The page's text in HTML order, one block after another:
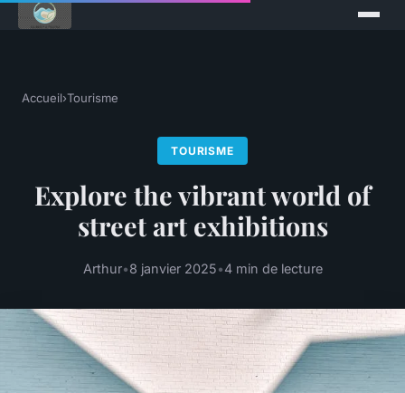
Accueil›Tourisme
TOURISME
Explore the vibrant world of
street art exhibitions
Arthur•8 janvier 2025•4 min de lecture